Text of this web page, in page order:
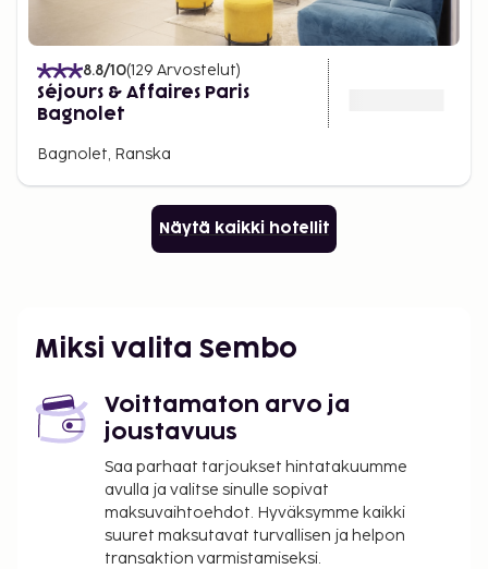
8.8/10(129 Arvostelut)
Séjours & Affaires Paris
Bagnolet
Bagnolet, Ranska
Näytä kaikki hotellit
Miksi valita Sembo
Voittamaton arvo ja
joustavuus
Saa parhaat tarjoukset hintatakuumme
avulla ja valitse sinulle sopivat
maksuvaihtoehdot. Hyväksymme kaikki
suuret maksutavat turvallisen ja helpon
transaktion varmistamiseksi.